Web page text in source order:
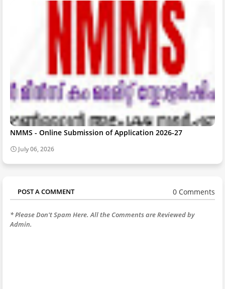
NMMS - Online Submission of Application 2026-27
July 06, 2026
POST A COMMENT 0 Comments
* Please Don't Spam Here. All the Comments are Reviewed by
Admin.